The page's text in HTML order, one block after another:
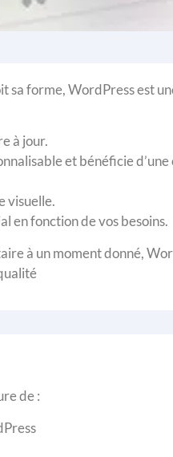
sa forme, WordPress est
à jour.
et bénéficie
visuelle.
en fonction de vos besoins.
à un moment donné,
de :